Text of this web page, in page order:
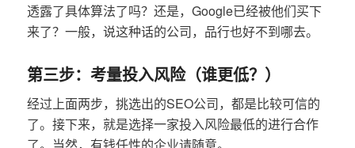
透露了具体算法了吗？还是，Google已经被他们买下
来了？一般，说这种话的公司，品行也好不到哪去。
第三步：考量投入风险（谁更低？）
经过上面两步，挑选出的SEO公司，都是比较可信的
了。接下来，就是选择一家投入风险最低的进行合作